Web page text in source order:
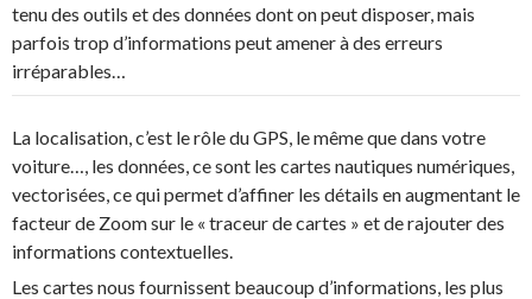
tenu des outils et des données dont on peut disposer, mais
parfois trop d’informations peut amener à des erreurs
irréparables…
La localisation, c’est le rôle du GPS, le même que dans votre
voiture…, les données, ce sont les cartes nautiques numériques,
vectorisées, ce qui permet d’affiner les détails en augmentant le
facteur de Zoom sur le « traceur de cartes » et de rajouter des
informations contextuelles.
Les cartes nous fournissent beaucoup d’informations, les plus